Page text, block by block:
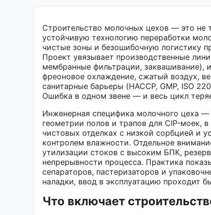
Строительство молочных цехов — это не
устойчивую технологию переработки
чистые зоны и безошибочную логистику
Проект увязывает производственные
мембранные фильтрации, заквашивание),
фреоновое охлаждение, сжатый воздух,
санитарные барьеры (HACCP, GMP, ISO
Ошибка в одном звене — и весь цикл
Инженерная специфика молочного цеха —
геометрии полов и трапов для CIP-моек,
чистовых отделках с низкой сорбцией и
контролем влажности. Отдельное
утилизации стоков с высоким БПК,
непрерывности процесса. Практика
сепараторов, пастеризаторов и
наладки, ввод в эксплуатацию проходит
Что включает